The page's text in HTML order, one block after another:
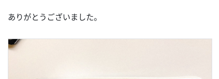
ありがとうございました。